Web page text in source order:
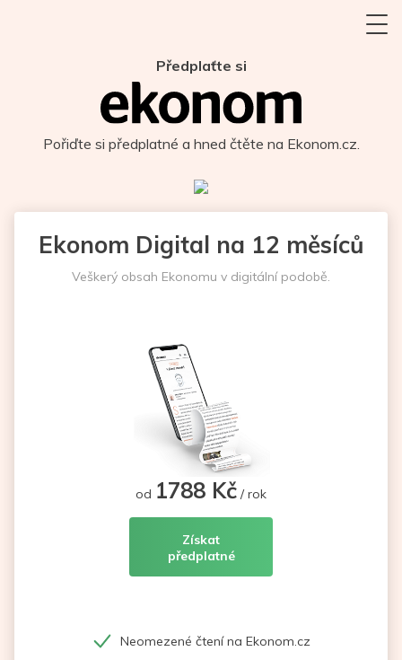
Předplaťte si
Pořiďte si předplatné a hned čtěte na Ekonom.cz.
Ekonom Digital na 12 měsíců
Veškerý obsah Ekonomu v digitální podobě.
od 1788 Kč / rok
Získat
předplatné
Neomezené čtení na Ekonom.cz